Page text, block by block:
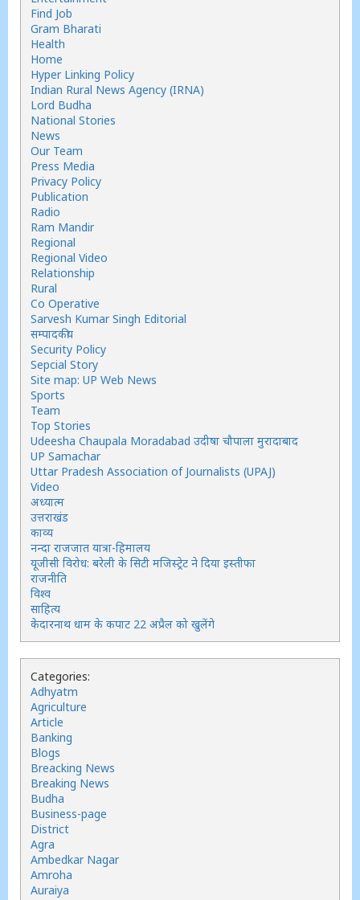
Find Job
Gram Bharati
Health
Home
Hyper Linking Policy
Indian Rural News Agency (IRNA)
Lord Budha
National Stories
News
Our Team
Press Media
Privacy Policy
Publication
Radio
Ram Mandir
Regional
Regional Video
Relationship
Rural
Co Operative
Sarvesh Kumar Singh Editorial
सम्पादकीय
Security Policy
Sepcial Story
Site map: UP Web News
Sports
Team
Top Stories
Udeesha Chaupala Moradabad उदीषा चौपाला मुरादाबाद
UP Samachar
Uttar Pradesh Association of Journalists (UPAJ)
Video
अध्यात्म
उत्तराखंड
काव्य
नन्दा राजजात यात्रा-हिमालय
यूजीसी विरोध: बरेली के सिटी मजिस्ट्रेट ने दिया इस्तीफा
राजनीति
विश्व
साहित्य
केदारनाथ धाम के कपाट 22 अप्रैल को खुलेंगे
Categories:
Adhyatm
Agriculture
Article
Banking
Blogs
Breacking News
Breaking News
Budha
Business-page
District
Agra
Ambedkar Nagar
Amroha
Auraiya